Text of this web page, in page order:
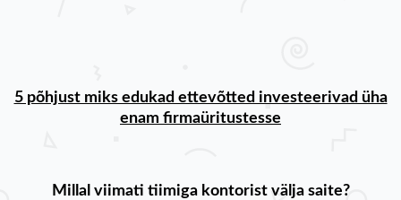
5 põhjust miks edukad ettevõtted investeerivad üha
enam firmaüritustesse
Millal viimati tiimiga kontorist välja saite?